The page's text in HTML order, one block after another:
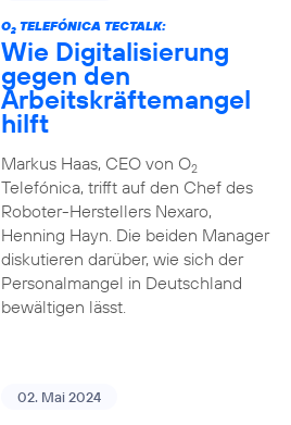
O2TELEFÓNICA TECTALK:
Wie Digitalisierung
gegen den
Arbeitskräftemangel
hilft
Markus Haas, CEO von O2
Telefónica, trifft auf den Chef des
Roboter-Herstellers Nexaro,
Henning Hayn. Die beiden Manager
diskutieren darüber, wie sich der
Personalmangel in Deutschland
bewältigen lässt.
02. Mai 2024